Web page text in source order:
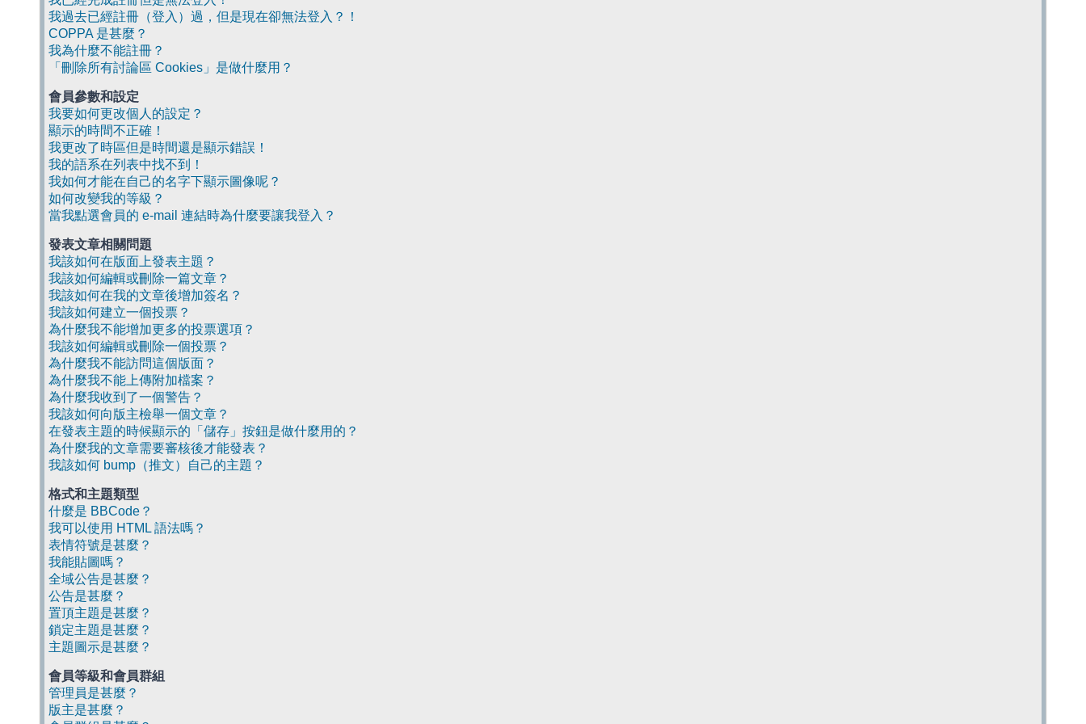
我過去已經註冊（登入）過，但是現在卻無法登入？！
COPPA 是甚麼？
我為什麼不能註冊？
「刪除所有討論區 Cookies」是做什麼用？
會員參數和設定
我要如何更改個人的設定？
顯示的時間不正確！
我更改了時區但是時間還是顯示錯誤！
我的語系在列表中找不到！
我如何才能在自己的名字下顯示圖像呢？
如何改變我的等級？
當我點選會員的 e-mail 連結時為什麼要讓我登入？
發表文章相關問題
我該如何在版面上發表主題？
我該如何編輯或刪除一篇文章？
我該如何在我的文章後增加簽名？
我該如何建立一個投票？
為什麼我不能增加更多的投票選項？
我該如何編輯或刪除一個投票？
為什麼我不能訪問這個版面？
為什麼我不能上傳附加檔案？
為什麼我收到了一個警告？
我該如何向版主檢舉一個文章？
在發表主題的時候顯示的「儲存」按鈕是做什麼用的？
為什麼我的文章需要審核後才能發表？
我該如何 bump（推文）自己的主題？
格式和主題類型
什麼是 BBCode？
我可以使用 HTML 語法嗎？
表情符號是甚麼？
我能貼圖嗎？
全域公告是甚麼？
公告是甚麼？
置頂主題是甚麼？
鎖定主題是甚麼？
主題圖示是甚麼？
會員等級和會員群組
管理員是甚麼？
版主是甚麼？